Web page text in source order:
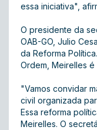
essa iniciativa",
O presidente da
OAB-GO, Julio
da Reforma
Ordem, Meirelles
"Vamos convidar
civil organizada
Essa reforma
Meirelles. O